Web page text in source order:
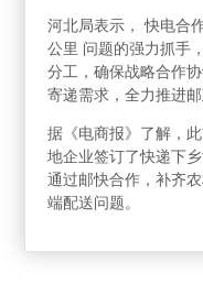
河北局表示， 快电合
公里 问题的强力抓手
分工，确保战略合作
寄递需求，全力推进
据《电商报》了解，
地企业签订了快递下
通过邮快合作，补齐
端配送问题。